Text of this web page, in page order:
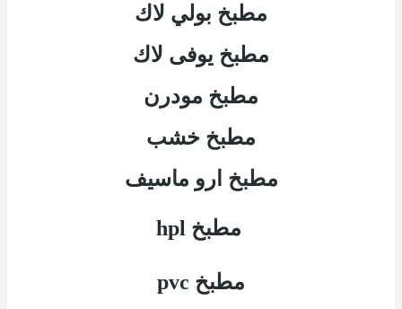
مطبخ بولي لاك
مطبخ يوفى لاك
مطبخ مودرن
مطبخ خشب
مطبخ ارو ماسيف
مطبخ hpl
مطبخ pvc